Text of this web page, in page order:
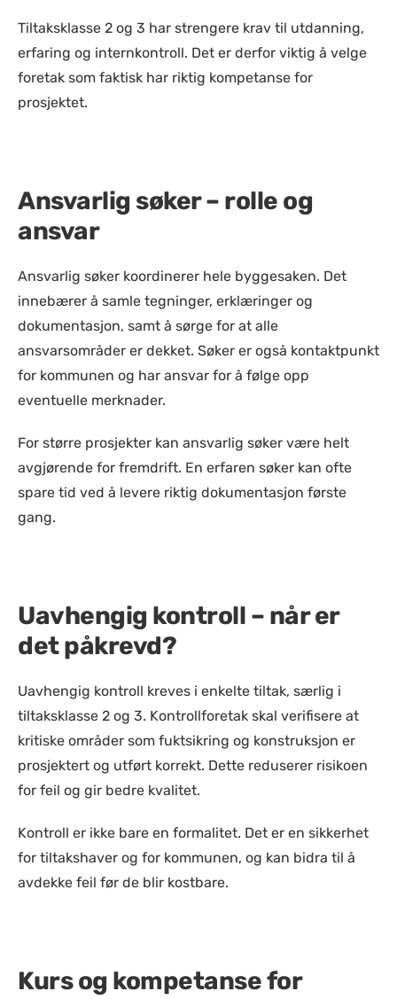
Tiltaksklasse 2 og 3 har strengere krav til utdanning,
erfaring og internkontroll. Det er derfor viktig å velge
foretak som faktisk har riktig kompetanse for
prosjektet.
Ansvarlig søker – rolle og
ansvar
Ansvarlig søker koordinerer hele byggesaken. Det
innebærer å samle tegninger, erklæringer og
dokumentasjon, samt å sørge for at alle
ansvarsområder er dekket. Søker er også kontaktpunkt
for kommunen og har ansvar for å følge opp
eventuelle merknader.
For større prosjekter kan ansvarlig søker være helt
avgjørende for fremdrift. En erfaren søker kan ofte
spare tid ved å levere riktig dokumentasjon første
gang.
Uavhengig kontroll – når er
det påkrevd?
Uavhengig kontroll kreves i enkelte tiltak, særlig i
tiltaksklasse 2 og 3. Kontrollforetak skal verifisere at
kritiske områder som fuktsikring og konstruksjon er
prosjektert og utført korrekt. Dette reduserer risikoen
for feil og gir bedre kvalitet.
Kontroll er ikke bare en formalitet. Det er en sikkerhet
for tiltakshaver og for kommunen, og kan bidra til å
avdekke feil før de blir kostbare.
Kurs og kompetanse for